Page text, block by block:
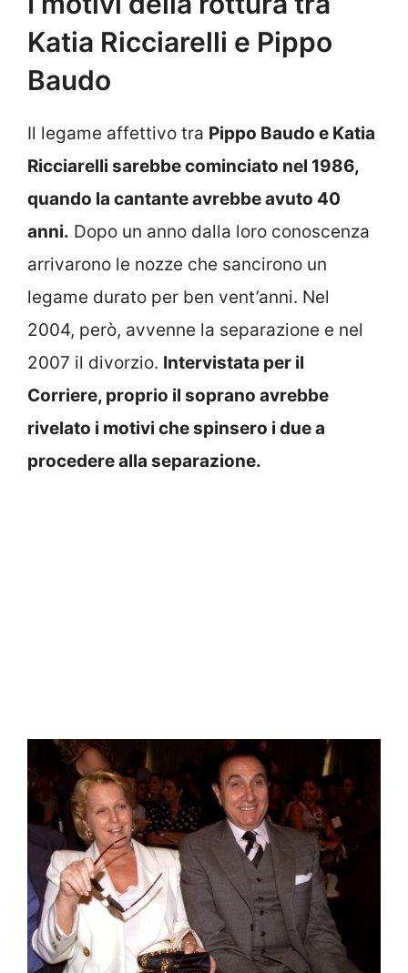
Katia Ricciarelli e Pippo
Baudo
Il legame affettivo tra Pippo Baudo e Katia
Ricciarelli sarebbe cominciato nel 1986,
quando la cantante avrebbe avuto 40
anni. Dopo un anno dalla loro conoscenza
arrivarono le nozze che sancirono un
legame durato per ben vent’anni. Nel
2004, però, avvenne la separazione e nel
2007 il divorzio. Intervistata per il
Corriere, proprio il soprano avrebbe
rivelato i motivi che spinsero i due a
procedere alla separazione.